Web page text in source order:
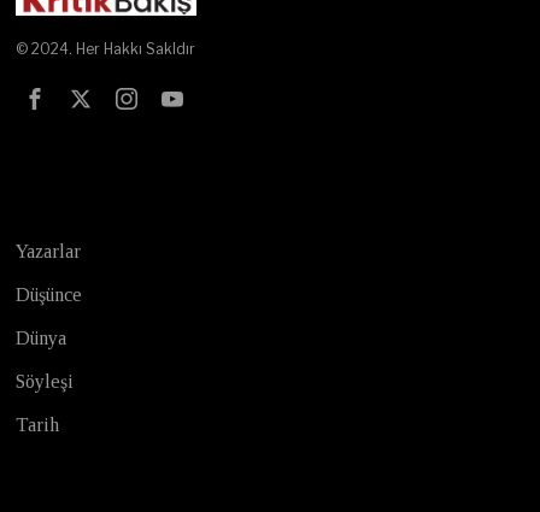
© 2024. Her Hakkı Sakldır
Yazarlar
Düşünce
Dünya
Söyleşi
Tarih